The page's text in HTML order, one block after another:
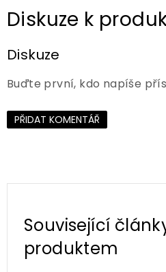
Diskuze
Buďte první, kdo napíše
PŘIDAT KOMENTÁŘ
Související
produktem